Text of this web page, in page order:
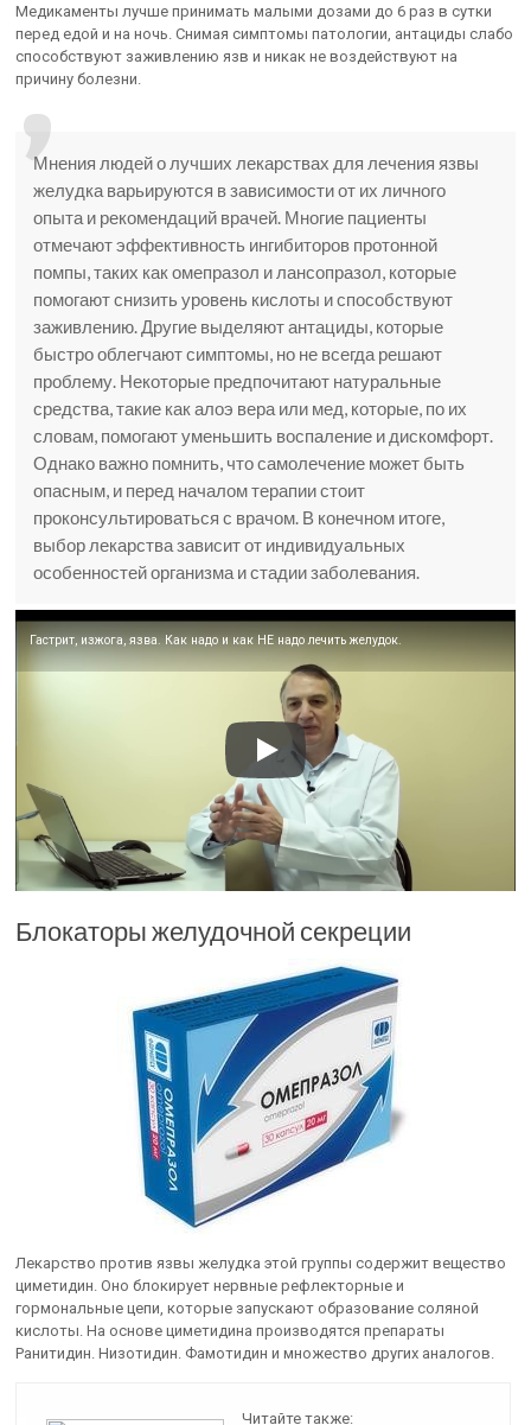
Медикаменты лучше принимать малыми дозами до 6 раз в сутки
перед едой и на ночь. Снимая симптомы патологии, антациды слабо
способствуют заживлению язв и никак не воздействуют на
причину болезни.
Мнения людей о лучших лекарствах для лечения язвы
желудка варьируются в зависимости от их личного
опыта и рекомендаций врачей. Многие пациенты
отмечают эффективность ингибиторов протонной
помпы, таких как омепразол и лансопразол, которые
помогают снизить уровень кислоты и способствуют
заживлению. Другие выделяют антациды, которые
быстро облегчают симптомы, но не всегда решают
проблему. Некоторые предпочитают натуральные
средства, такие как алоэ вера или мед, которые, по их
словам, помогают уменьшить воспаление и дискомфорт.
Однако важно помнить, что самолечение может быть
опасным, и перед началом терапии стоит
проконсультироваться с врачом. В конечном итоге,
выбор лекарства зависит от индивидуальных
особенностей организма и стадии заболевания.
Гастрит, изжога, язва. Как надо и как НЕ надо лечить желудок.
Блокаторы желудочной секреции
Лекарство против язвы желудка этой группы содержит вещество
циметидин. Оно блокирует нервные рефлекторные и
гормональные цепи, которые запускают образование соляной
кислоты. На основе циметидина производятся препараты
Ранитидин. Низотидин. Фамотидин и множество других аналогов.
Читайте также: